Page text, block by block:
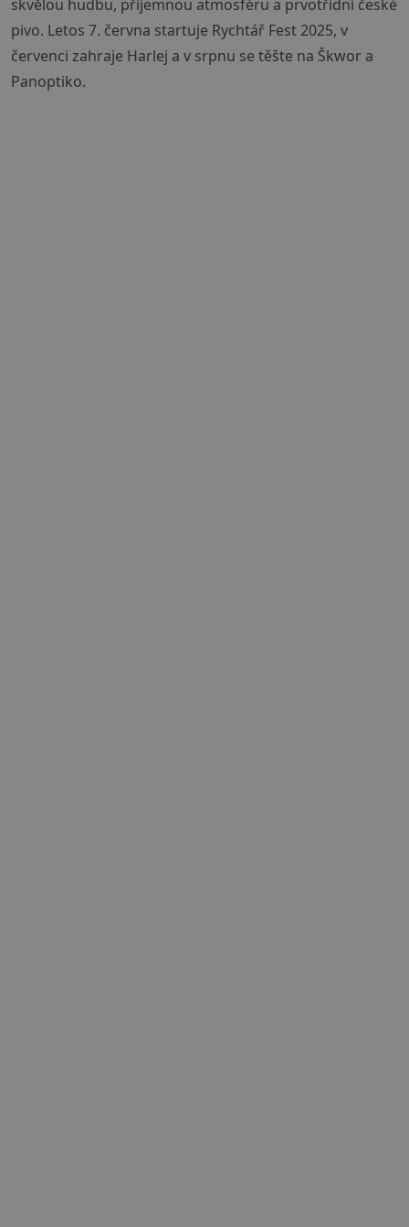
skvělou hudbu, příjemnou atmosféru a prvotřídní české
pivo. Letos 7. června startuje Rychtář Fest 2025, v
červenci zahraje Harlej a v srpnu se těšte na Škwor a
Panoptiko.